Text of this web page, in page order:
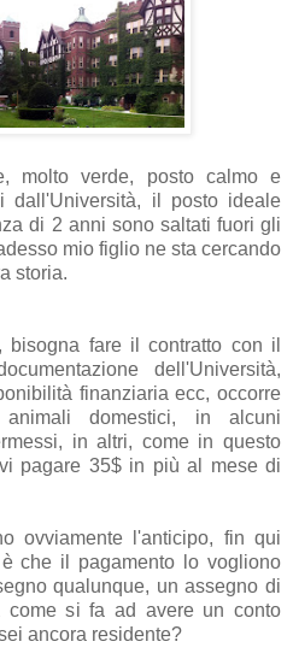
molto verde, posto calmo e
dall'Università, il posto ideale
di 2 anni sono saltati fuori gli
mio figlio ne sta cercando
storia.
bisogna fare il contratto con il
dell'Università,
finanziaria ecc, occorre
domestici, in alcuni
in altri, come in questo
pagare 35$ in più al mese di
ovviamente l'anticipo, fin qui
che il pagamento lo vogliono
qualunque, un assegno di
come si fa ad avere un conto
ancora residente?